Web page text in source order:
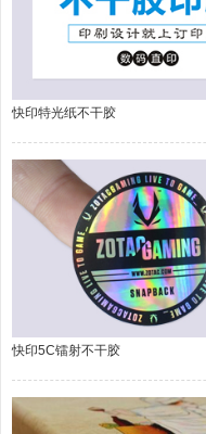
快印特光纸不干胶
快印5C镭射不干胶